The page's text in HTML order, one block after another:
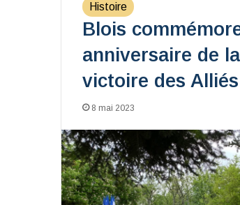
Histoire
Blois
anniversaire de la
victoire des Alliés
8 mai 2023